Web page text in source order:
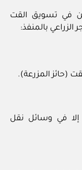
في تسويق القت
الزراعي بالمنفذ:
(حائز المزرعة).
إلا في وسائل نقل